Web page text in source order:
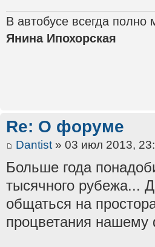
В автобусе всегда полно
Янина Ипохорская
Re: О форуме
Dantist» 03 июл 2013,
Больше года
тысячного рубежа...
общаться на
процветания